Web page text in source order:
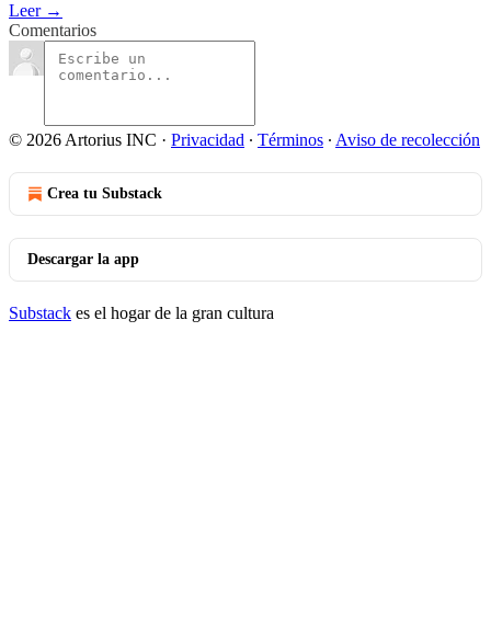
Leer →
Comentarios
© 2026 Artorius INC · Privacidad ∙ Términos ∙ Aviso de recolección
Crea tu Substack
Descargar la app
Substack es el hogar de la gran cultura